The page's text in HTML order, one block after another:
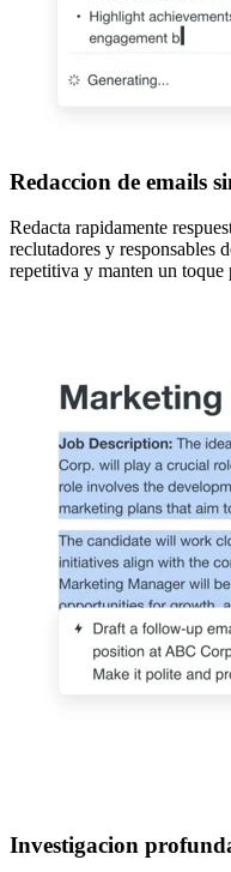
Redaccion de emails
Redacta rapidamente
reclutadores y responsables
repetitiva y manten un toque
Investigacion